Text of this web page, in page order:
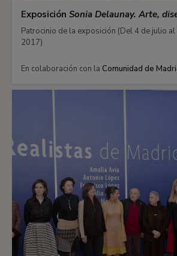
Exposición Sonia Delaunay. Arte,
Patrocinio de la exposición (Del 4 de julio
2017)
En colaboración con la Comunidad de